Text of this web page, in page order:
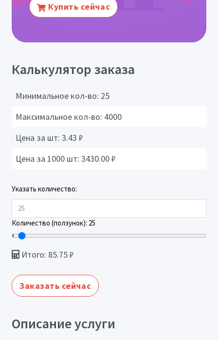
Купить сейчас
Калькулятор заказа
Минимальное кол-во: 25
Максимальное кол-во: 4000
Цена за шт: 3.43 ₽
Цена за 1000 шт: 3430.00₽
Указать количество:
Количество (ползунок): 25
Итого: 85.75₽
Заказать сейчас
Описание услуги